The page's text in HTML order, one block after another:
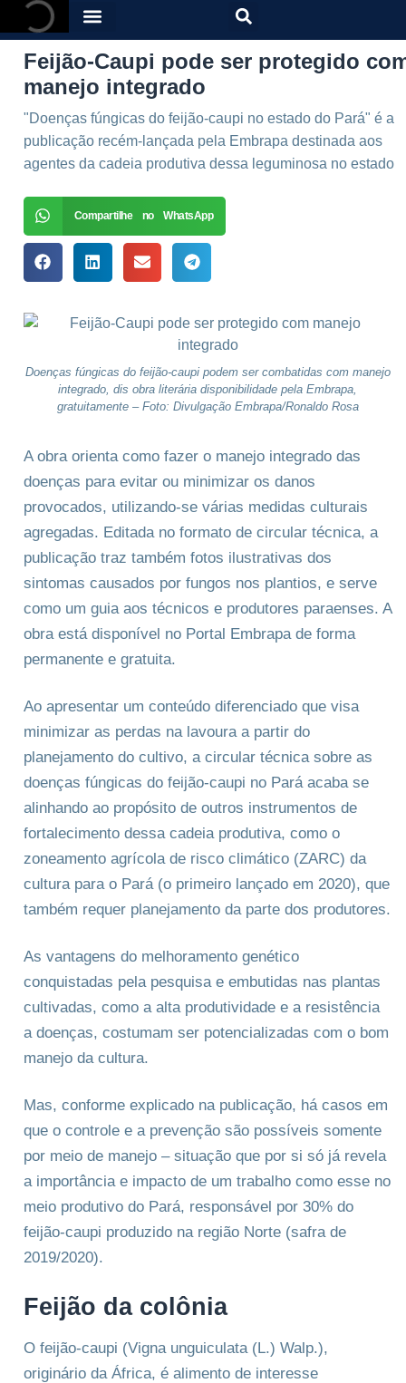
Feijão-Caupi pode ser protegido
manejo integrado
"Doenças fúngicas do feijão-caupi no estado do Pará" é a
publicação recém-lançada pela Embrapa destinada aos
agentes da cadeia produtiva dessa leguminosa no estado
Compartilhe no WhatsApp
Doenças fúngicas do feijão-caupi podem ser combatidas com manejo
integrado, dis obra literária disponibilidade pela Embrapa,
gratuitamente – Foto: Divulgação Embrapa/Ronaldo Rosa
A obra orienta como fazer o manejo integrado das
doenças para evitar ou minimizar os danos
provocados, utilizando-se várias medidas culturais
agregadas. Editada no formato de circular técnica, a
publicação traz também fotos ilustrativas dos
sintomas causados por fungos nos plantios, e serve
como um guia aos técnicos e produtores paraenses. A
obra está disponível no Portal Embrapa de forma
permanente e gratuita.
Ao apresentar um conteúdo diferenciado que visa
minimizar as perdas na lavoura a partir do
planejamento do cultivo, a circular técnica sobre as
doenças fúngicas do feijão-caupi no Pará acaba se
alinhando ao propósito de outros instrumentos de
fortalecimento dessa cadeia produtiva, como o
zoneamento agrícola de risco climático (ZARC) da
cultura para o Pará (o primeiro lançado em 2020), que
também requer planejamento da parte dos produtores.
As vantagens do melhoramento genético
conquistadas pela pesquisa e embutidas nas plantas
cultivadas, como a alta produtividade e a resistência
a doenças, costumam ser potencializadas com o bom
manejo da cultura.
Mas, conforme explicado na publicação, há casos em
que o controle e a prevenção são possíveis somente
por meio de manejo – situação que por si só já revela
a importância e impacto de um trabalho como esse no
meio produtivo do Pará, responsável por 30% do
feijão-caupi produzido na região Norte (safra de
2019/2020).
Feijão da colônia
O feijão-caupi (Vigna unguiculata (L.) Walp.),
originário da África, é alimento de interesse